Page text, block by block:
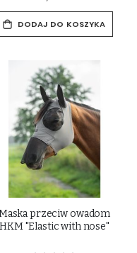
DODAJ DO KOSZYKA
przeciw owadom
HKM "Elastic with nose"